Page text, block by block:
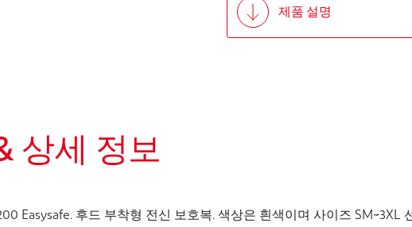
제품 설명
상세 정보
Easysafe. 후드 부착형 전신 보호복. 색상은 흰색이며 사이즈 SM~3XL